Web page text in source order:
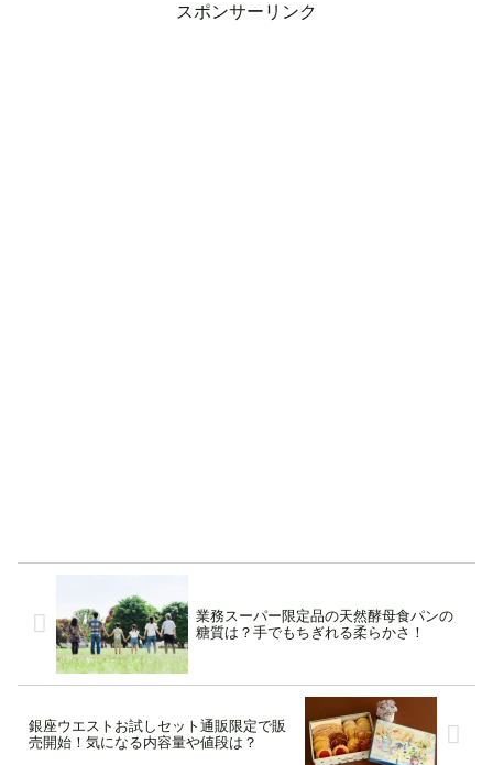
スポンサーリンク
業務スーパー限定品の天然酵母食パンの
糖質は？手でもちぎれる柔らかさ！
銀座ウエストお試しセット通販限定で販
売開始！気になる内容量や値段は？